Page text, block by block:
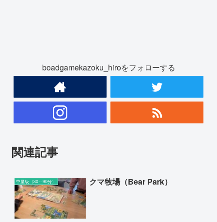
boadgamekazoku_hiroをフォローする
関連記事
中量級（30～90分） クマ牧場（Bear Park）